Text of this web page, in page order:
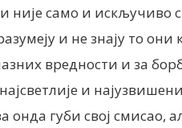
и није само и
и не знају то
вредности и за
и
губи свој смисао,